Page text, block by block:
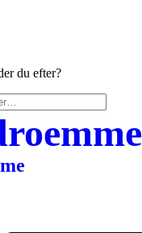
du efter?